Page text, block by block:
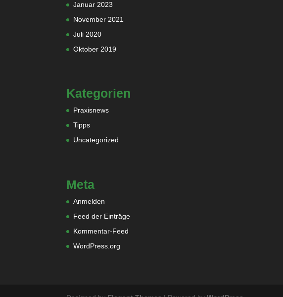
Januar 2023
November 2021
Juli 2020
Oktober 2019
Kategorien
Praxisnews
Tipps
Uncategorized
Meta
Anmelden
Feed der Einträge
Kommentar-Feed
WordPress.org